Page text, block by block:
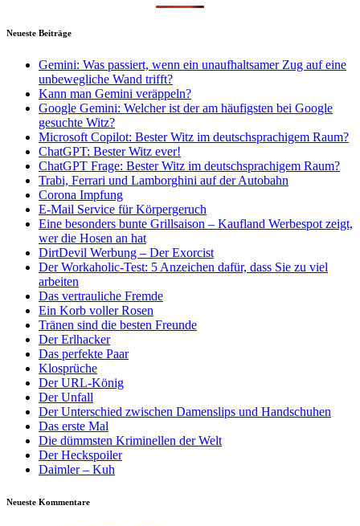
Neueste Beiträge
Gemini: Was passiert, wenn ein unaufhaltsamer Zug auf eine
unbewegliche Wand trifft?
Kann man Gemini veräppeln?
Google Gemini: Welcher ist der am häufigsten bei Google
gesuchte Witz?
Microsoft Copilot: Bester Witz im deutschsprachigem Raum?
ChatGPT: Bester Witz ever!
ChatGPT Frage: Bester Witz im deutschsprachigem Raum?
Trabi, Ferrari und Lamborghini auf der Autobahn
Corona Impfung
E-Mail Service für Körpergeruch
Eine besonders bunte Grillsaison – Kaufland Werbespot zeigt,
wer die Hosen an hat
DirtDevil Werbung – Der Exorcist
Der Workaholic-Test: 5 Anzeichen dafür, dass Sie zu viel
arbeiten
Das vertrauliche Fremde
Ein Korb voller Rosen
Tränen sind die besten Freunde
Der Erlhacker
Das perfekte Paar
Klosprüche
Der URL-König
Der Unfall
Der Unterschied zwischen Damenslips und Handschuhen
Das erste Mal
Die dümmsten Kriminellen der Welt
Der Heckspoiler
Daimler – Kuh
Neueste Kommentare